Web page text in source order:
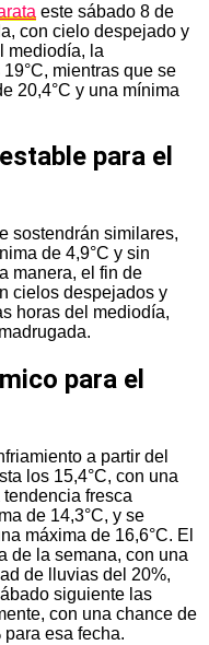
este sábado 8 de
con cielo despejado y
mediodía, la
mientras que se
20,4°C y una mínima
para el
sostendrán similares,
de 4,9°C y sin
manera, el fin de
cielos despejados y
horas del mediodía,
para el
a partir del
los 15,4°C, con una
fresca
de 14,3°C, y se
máxima de 16,6°C. El
de la semana, con una
de lluvias del 20%,
siguiente las
con una chance de
esa fecha.